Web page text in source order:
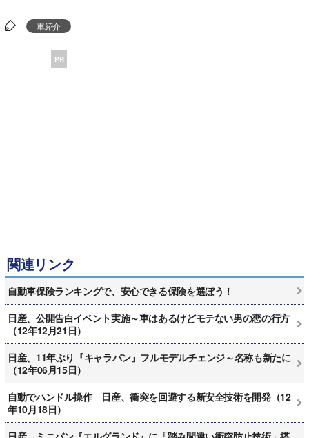
車紹介
PR
関連リンク
自動車保険ランキングで、安心できる保険を選ぼう！
日産、公開告白イベント実施～車はあるけどモテない男の恋の行方
（12年12月21日）
日産、11年ぶり『キャラバン』フルモデルチェンジ～名称も新たに
（12年06月15日）
自動でハンドル操作 日産、衝突を回避する新安全技術を開発（12
年10月18日）